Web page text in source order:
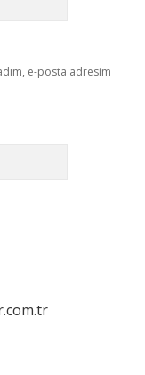
e-posta adresim